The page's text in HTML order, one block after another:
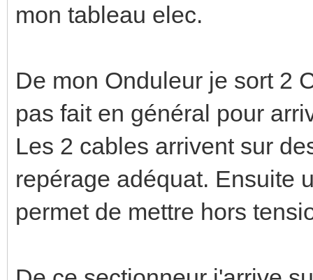
mon tableau elec.
De mon Onduleur je sort 2
pas fait en général pour
Les 2 cables arrivent sur
repérage adéquat. Ensuite
permet de mettre hors